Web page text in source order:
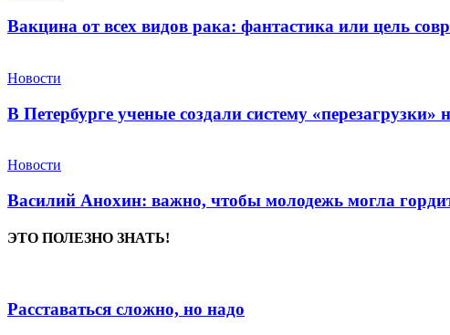
Вакцина от всех видов рака: фантастика или цель
Новости
В Петербурге ученые создали систему «перезагрузки»
Новости
Василий Анохин: важно, чтобы молодежь могла
ЭТО ПОЛЕЗНО ЗНАТЬ!
Расставаться сложно, но надо